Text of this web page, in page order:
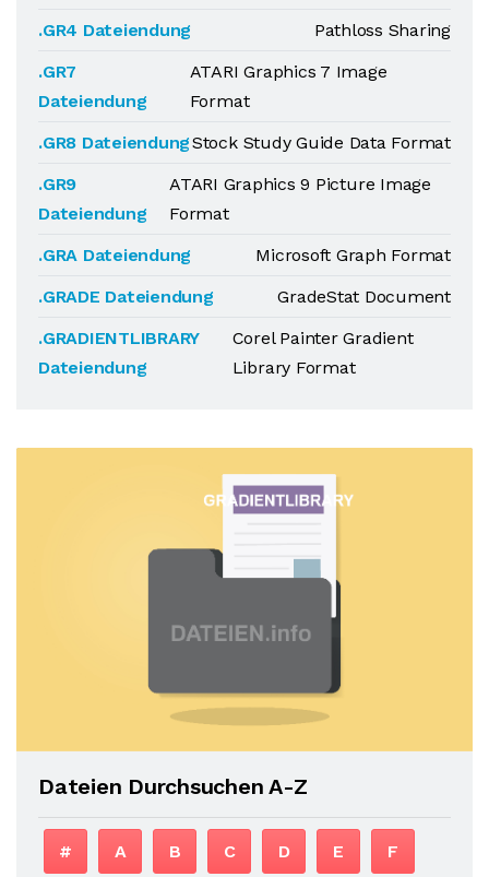
.GR4 Dateiendung
Pathloss Sharing
.GR7
Dateiendung
ATARI Graphics 7 Image
Format
.GR8 DateiendungStock Study Guide Data Format
.GR9
Dateiendung
ATARI Graphics 9 Picture Image
Format
.GRA Dateiendung
Microsoft Graph Format
.GRADE Dateiendung
GradeStat Document
.GRADIENTLIBRARY
Dateiendung
Corel Painter Gradient
Library Format
Dateien Durchsuchen A-Z
# A B C D E F